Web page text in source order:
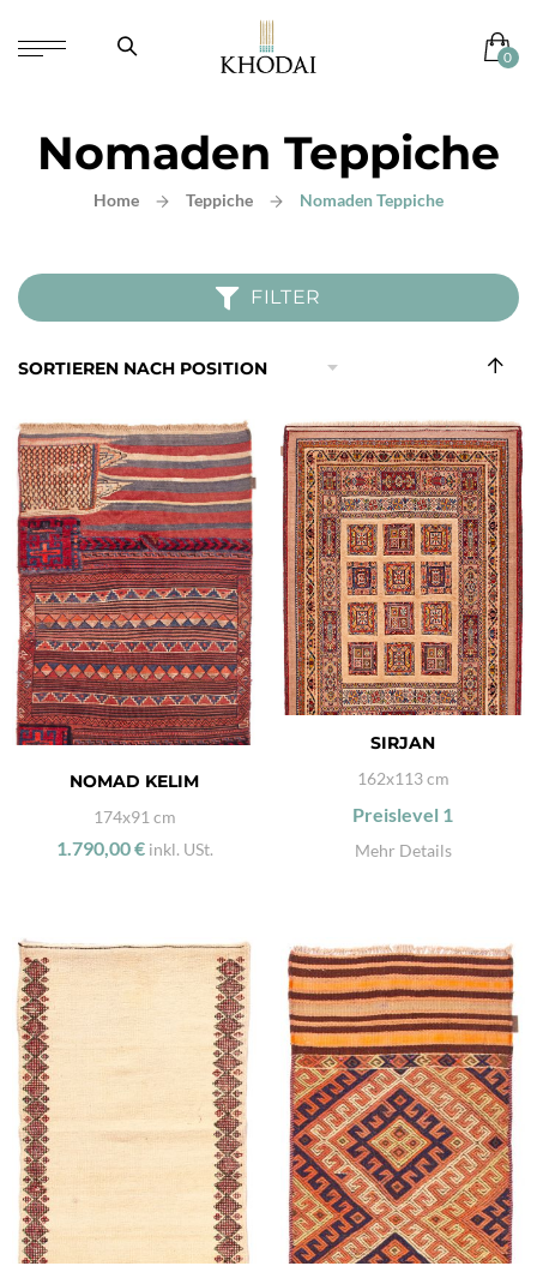
Nomaden Teppiche
Home Teppiche Nomaden Teppiche
FILTER
In
NOMAD KELIM
174x91 cm
1.790,00 € inkl. USt.
SIRJAN
162x113 cm
Preislevel 1
Mehr Details